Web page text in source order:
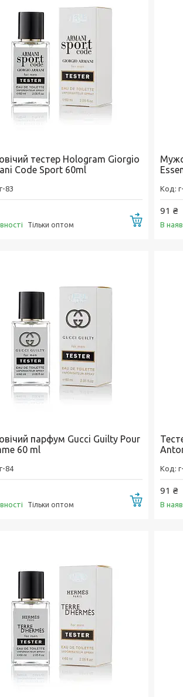
тестер Hologram Giorgio
Code Sport 60ml
г-83
Тільки оптом Купити
91 ₴
В
парфум Gucci Guilty Pour
60 ml
г-84
Тільки оптом Купити
91 ₴
В